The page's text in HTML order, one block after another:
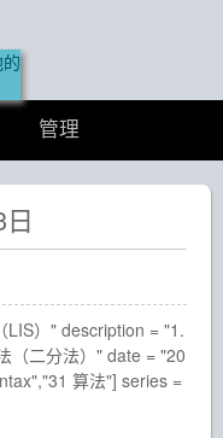
管理
LIS）" description = "1.
（二分法）" date = "20
算法"] series =